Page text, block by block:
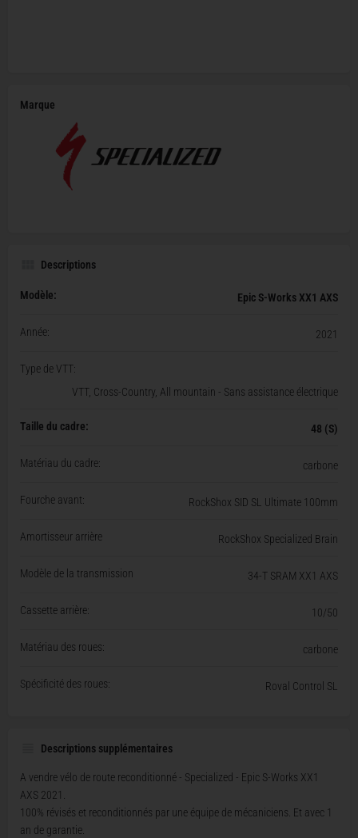
Marque
Descriptions
Modèle: Epic S-Works XX1 AXS
Année: 2021
Type de VTT:
VTT, Cross-Country, All mountain - Sans assistance électrique
Taille du cadre: 48 (S)
Matériau du cadre: carbone
Fourche avant: RockShox SID SL Ultimate 100mm
Amortisseur arrière RockShox Specialized Brain
Modèle de la transmission 34-T SRAM XX1 AXS
Cassette arrière: 10/50
Matériau des roues: carbone
Spécificité des roues: Roval Control SL
Descriptions supplémentaires
A vendre vélo de route reconditionné - Specialized - Epic S-Works XX1
AXS 2021.
100% révisés et reconditionnés par une équipe de mécaniciens. Et avec 1
an de garantie.